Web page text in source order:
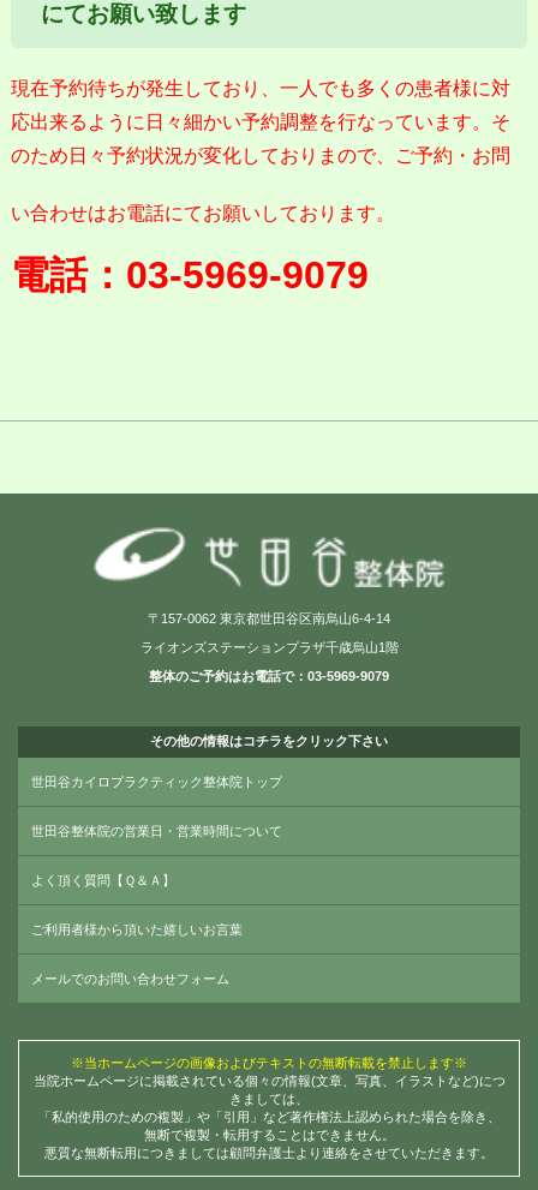
にてお願い致します
現在予約待ちが発生しており、一人でも多くの患者様に対
応出来るように日々細かい予約調整を行なっています。そ
のため日々予約状況が変化しておりまので、ご予約・お問
い合わせはお電話にてお願いしております。
電話：03-5969-9079
〒157-0062 東京都世田谷区南烏山6-4-14
ライオンズステーションプラザ千歳烏山1階
整体のご予約はお電話で：03-5969-9079
その他の情報はコチラをクリック下さい
世田谷カイロプラクティック整体院トップ
世田谷整体院の営業日・営業時間について
よく頂く質問【Ｑ＆Ａ】
ご利用者様から頂いた嬉しいお言葉
メールでのお問い合わせフォーム
※当ホームページの画像およびテキストの無断転載を禁止します※
当院ホームページに掲載されている個々の情報(文章、写真、イラストなど)につ
きましては、
「私的使用のための複製」や「引用」など著作権法上認められた場合を除き、
無断で複製・転用することはできません。
悪質な無断転用につきましては顧問弁護士より連絡をさせていただきます。